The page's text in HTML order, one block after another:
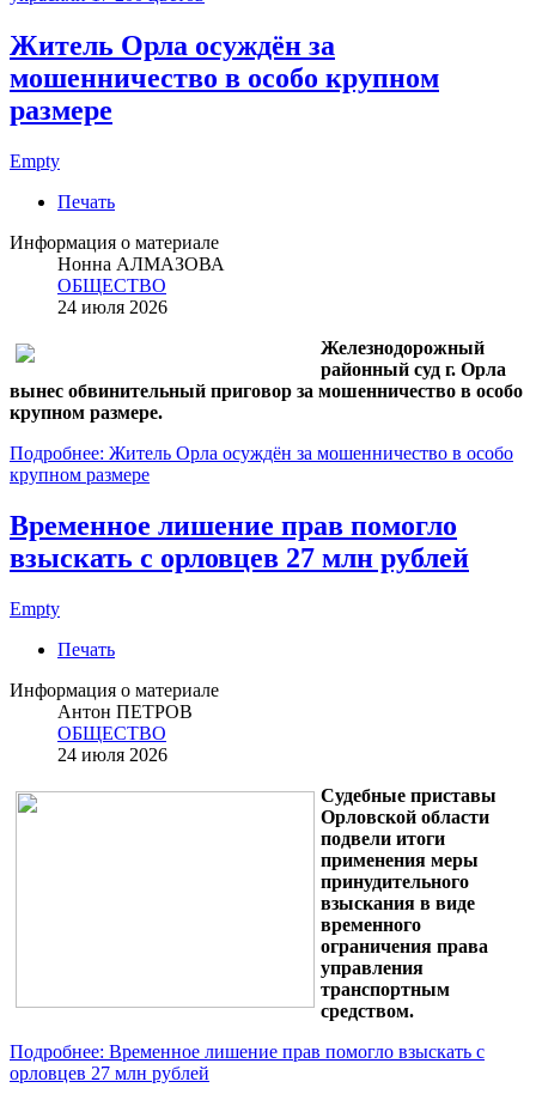
Житель Орла осуждён за
мошенничество в особо крупном
размере
Empty
Печать
Информация о материале
Нонна АЛМАЗОВА
ОБЩЕСТВО
24 июля 2026
Железнодорожный
районный суд г. Орла
вынес обвинительный приговор за мошенничество в особо
крупном размере.
Подробнее: Житель Орла осуждён за мошенничество в особо
крупном размере
Временное лишение прав помогло
взыскать с орловцев 27 млн рублей
Empty
Печать
Информация о материале
Антон ПЕТРОВ
ОБЩЕСТВО
24 июля 2026
Судебные приставы
Орловской области
подвели итоги
применения меры
принудительного
взыскания в виде
временного
ограничения права
управления
транспортным
средством.
Подробнее: Временное лишение прав помогло взыскать с
орловцев 27 млн рублей